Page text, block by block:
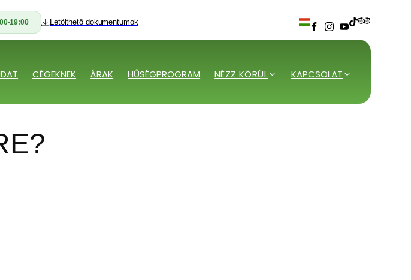
19:00 Letölthető dokumentumok
CÉGEKNEK ÁRAK HŰSÉGPROGRAM NÉZZ KÖRÜL KAPCSOLAT